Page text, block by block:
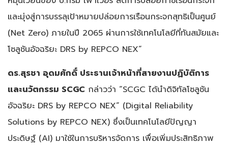
และมุ่งสู่การบรรลุเป้าหมายปล่อยการเรือนกระจกสุทธิเป็นศูนย์
(Net Zero) ภายในปี 2065 ผ่านการใช้เทคโนโลยีที่ทันสมัยและ
โซลูชันอัจฉริยะ DRS by REPCO NEX”
ดร.สุรชา อุดมศักดิ์ ประธานเจ้าหน้าที่สายงานปฏิบัติการ
และนวัตกรรม SCGC กล่าวว่า “SCGC ได้นำดิจิทัลโซลูชัน
อัจฉริยะ DRS by REPCO NEX” (Digital Reliability
Solutions by REPCO NEX) ซึ่งเป็นเทคโนโลยีปัญญา
ประดิษฐ์ (AI) มาใช้ในการบริหารจัดการ เพื่อเพิ่มประสิทธิภาพ